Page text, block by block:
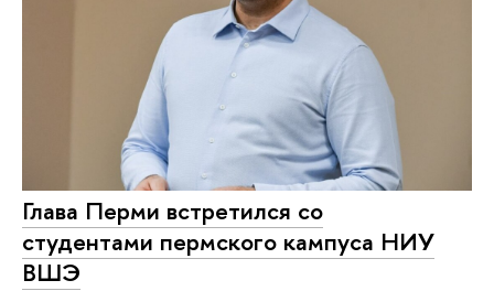
Глава Перми встретился со
студентами пермского кампуса НИУ
ВШЭ